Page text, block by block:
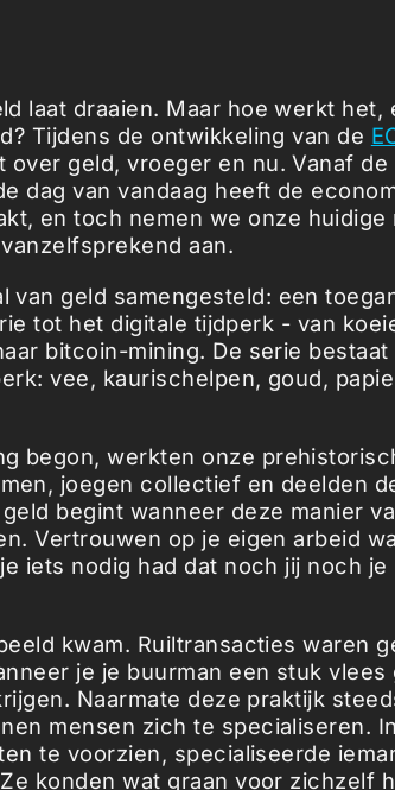
laat draaien. Maar hoe werkt het,
Tijdens de ontwikkeling van de
over geld, vroeger en nu. Vanaf
dag van vandaag heeft de
en toch nemen we onze huidige
aan.
van geld samengesteld: een
tot het digitale tijdperk - van
bitcoin-mining. De serie
vee, kaurischelpen, goud,
begon, werkten onze
joegen collectief en deelden
begint wanneer deze manier
Vertrouwen op je eigen arbeid
iets nodig had dat noch jij noch je
kwam. Ruiltransacties waren
je je buurman een stuk vlees
Naarmate deze praktijk
mensen zich te specialiseren.
te voorzien, specialiseerde
konden wat graan voor zichzelf